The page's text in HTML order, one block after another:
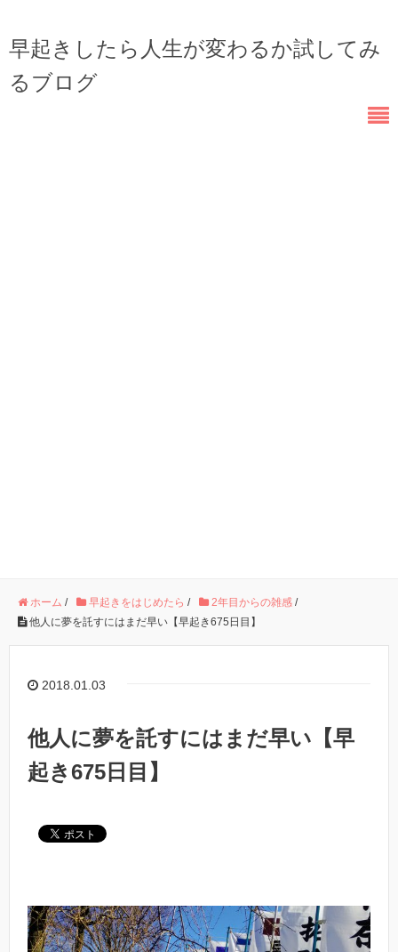
早起きしたら人生が変わるか試してみ
るブログ
ホーム / 早起きをはじめたら / 2年目からの雑感 /
他人に夢を託すにはまだ早い【早起き675日目】
2018.01.03
他人に夢を託すにはまだ早い【早
起き675日目】